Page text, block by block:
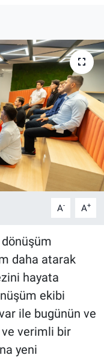
A- A+
daha atarak
hayata
ekibi
ile bugünün ve
verimli bir
yeni